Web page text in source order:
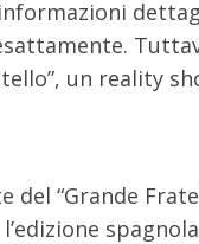
un reality
del “Grande